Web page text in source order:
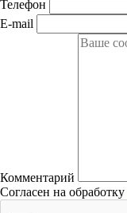
Телефон
E-mail
Комментарий
Согласен на обработку